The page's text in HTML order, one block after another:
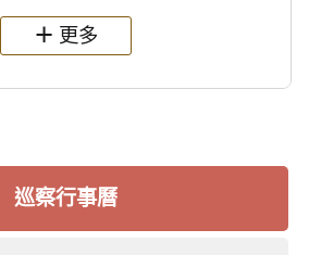
後，總統府於89年間函請其家屬
住
更多
巡察行事曆